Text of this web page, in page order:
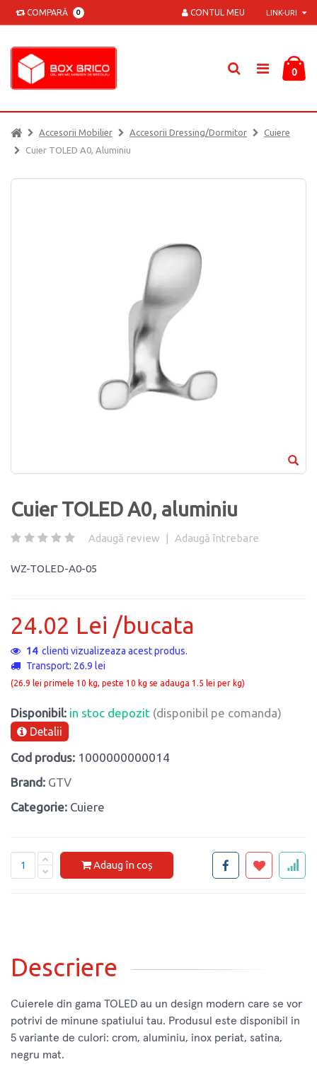
COMPARĂ 0 LINK-URI
CONTUL MEU
0
Accesorii Mobilier Accesorii Dressing/dormitor
Cuiere
Cuier TOLED A0, Aluminiu
Cuier TOLED A0, aluminiu
Adaugă review | Adaugă întrebare
WZ-TOLED-A0-05
24.02 Lei /bucata
14clienti vizualizeaza acest produs.
Transport: 26.9 lei
(26.9 lei primele 10 kg, peste 10 kg se adauga 1.5 lei per kg)
Disponibil: in stoc depozit (disponibil pe comanda)
Detalii
Cod produs: 1000000000014
Brand: GTV
Categorie: Cuiere
Adaug în coș
Descriere
Cuierele din gama TOLED au un design modern care se vor
potrivi de minune spatiului tau. Produsul este disponibil in
5 variante de culori: crom, aluminiu, inox periat, satina,
negru mat.